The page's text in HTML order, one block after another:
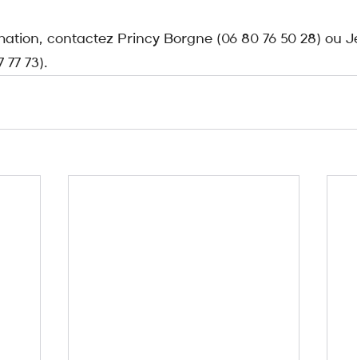
contactez Princy Borgne (06 80 76 50 28) ou
77 73).